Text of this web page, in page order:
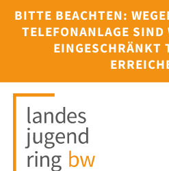
BITTE BEACHTEN:
TELEFONANLAGE
EINGESCHRÄNKT